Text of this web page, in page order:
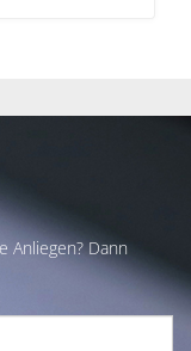
Anliegen? Dann